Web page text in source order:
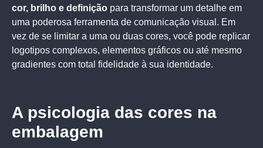
cor, brilho e definição para transformar um detalhe em
uma poderosa ferramenta de comunicação visual. Em
vez de se limitar a uma ou duas cores, você pode replicar
logotipos complexos, elementos gráficos ou até mesmo
gradientes com total fidelidade à sua identidade.
A psicologia das cores na
embalagem